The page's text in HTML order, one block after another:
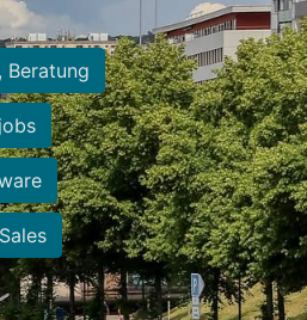
Beratung